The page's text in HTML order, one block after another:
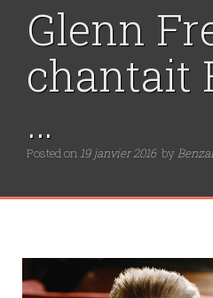
Glenn
chantait
…
Posted on 19 janvier 2016 by